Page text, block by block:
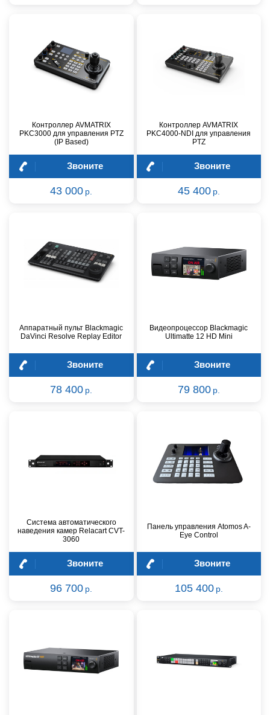
Контроллер AVMATRIX
PKC3000 для управления PTZ
(IP Based)
Звоните
43 000 р.
Контроллер AVMATRIX
PKC4000-NDI для управления
PTZ
Звоните
45 400 р.
Аппаратный пульт Blackmagic
DaVinci Resolve Replay Editor
Звоните
78 400 р.
Видеопроцессор Blackmagic
Ultimatte 12 HD Mini
Звоните
79 800 р.
Система автоматического
наведения камер Relacart CVT-
3060
Звоните
96 700 р.
Панель управления Atomos A-
Eye Control
Звоните
105 400 р.